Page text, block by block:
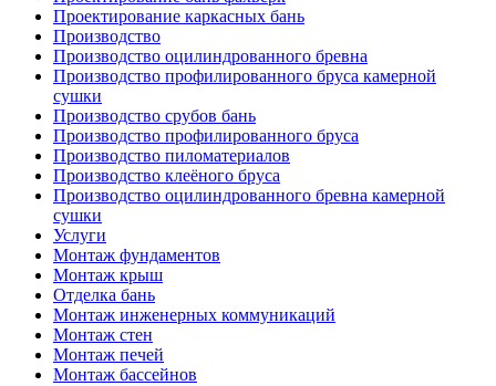
Проектирование каркасных бань
Производство
Производство оцилиндрованного бревна
Производство профилированного бруса камерной
сушки
Производство срубов бань
Производство профилированного бруса
Производство пиломатериалов
Производство клеёного бруса
Производство оцилиндрованного бревна камерной
сушки
Услуги
Монтаж фундаментов
Монтаж крыш
Отделка бань
Монтаж инженерных коммуникаций
Монтаж стен
Монтаж печей
Монтаж бассейнов